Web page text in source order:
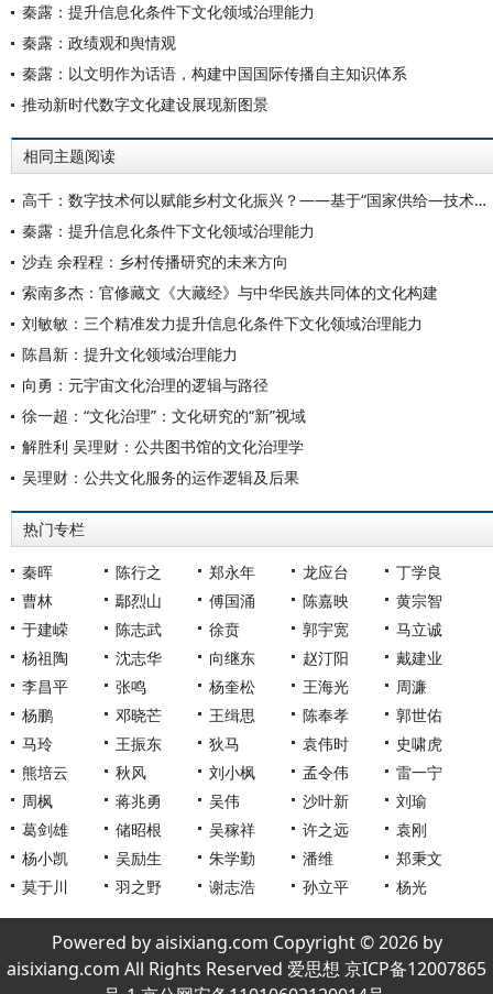
秦露：提升信息化条件下文化领域治理能力
秦露：政绩观和舆情观
秦露：以文明作为话语，构建中国国际传播自主知识体系
推动新时代数字文化建设展现新图景
相同主题阅读
高千：数字技术何以赋能乡村文化振兴？——基于“国家供给—技术赋能—乡土需求”的分析框架
秦露：提升信息化条件下文化领域治理能力
沙垚 余程程：乡村传播研究的未来方向
索南多杰：官修藏文《大藏经》与中华民族共同体的文化构建
刘敏敏：三个精准发力提升信息化条件下文化领域治理能力
陈昌新：提升文化领域治理能力
向勇：元宇宙文化治理的逻辑与路径
徐一超：“文化治理”：文化研究的“新”视域
解胜利 吴理财：公共图书馆的文化治理学
吴理财：公共文化服务的运作逻辑及后果
热门专栏
秦晖 陈行之 郑永年 龙应台
丁学良
曹林
鄢烈山 傅国涌 陈嘉映
黄宗智
于建嵘
陈志武 徐贲 郭宇宽
马立诚
杨祖陶
沈志华 向继东 赵汀阳
戴建业
李昌平
张鸣 杨奎松 王海光
周濂
杨鹏
邓晓芒 王缉思 陈奉孝
郭世佑
马玲
王振东 狄马 袁伟时
史啸虎
熊培云
秋风 刘小枫 孟令伟
雷一宁
周枫
蒋兆勇 吴伟 沙叶新
刘瑜
葛剑雄
储昭根 吴稼祥 许之远
袁刚
杨小凯
吴励生 朱学勤 潘维
郑秉文
莫于川
羽之野 谢志浩 孙立平 杨光
Powered by aisixiang.com Copyright © 2026 by
aisixiang.com All Rights Reserved 爱思想 京ICP备12007865